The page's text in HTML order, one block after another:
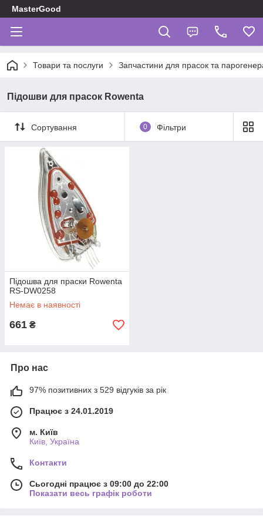
MasterGood
Товари та послуги Запчастини для прасок та
Підошви для прасок Rowenta
Сортування 0 Фільтри
Підошва для праски Rowenta
RS-DW0258
Немає в наявності
661 ₴
Про нас
97% позитивних з 529 відгуків за рік
Працює з 24.01.2019
м. Київ
Київ, Україна
Контакти
Сьогодні працює з 09:00 до 22:00
Показати весь графік роботи